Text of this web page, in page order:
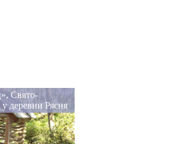
Свято-
деревни Рясня